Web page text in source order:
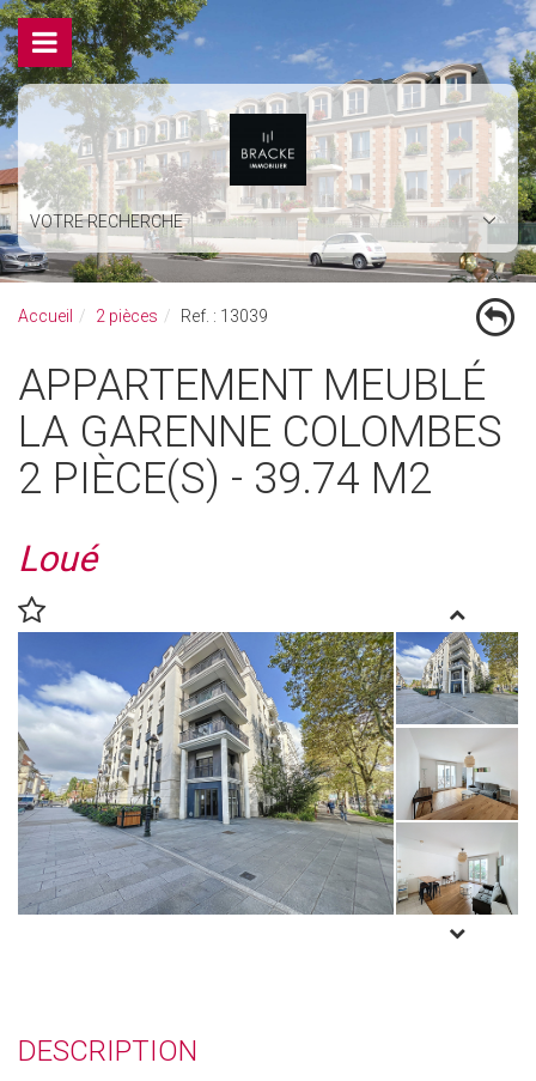
VOTRE RECHERCHE
Accueil 2 pièces Ref. : 13039
APPARTEMENT MEUBLÉ
LA GARENNE COLOMBES
2 PIÈCE(S) - 39.74 M2
Loué
DESCRIPTION